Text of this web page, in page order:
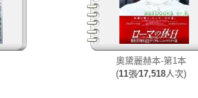
奧黛麗赫本-第1本
(11張∕17,518人次)